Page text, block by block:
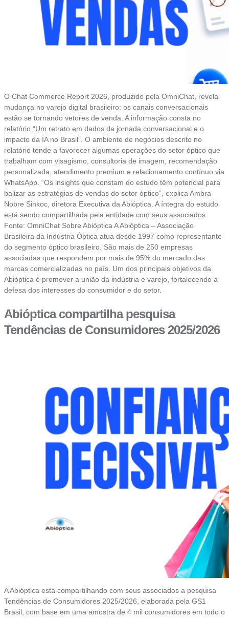
O Chat Commerce Report 2026, produzido pela OmniChat, revela
mudança no varejo digital brasileiro: os canais conversacionais
estão se tornando vetores de venda. A informação consta no
relatório “Um retrato em dados da jornada conversacional e o
impacto da IA no Brasil”. O ambiente de negócios descrito no
relatório tende a favorecer algumas operações do setor óptico que
trabalham com visagismo, consultoria de imagem, recomendação
personalizada, atendimento premium e relacionamento contínuo via
WhatsApp. “Os insights que constam do estudo têm potencial para
balizar as estratégias de vendas do setor óptico”, explica Ambra
Nobre Sinkoc, diretora Executiva da Abióptica. A íntegra do estudo
está sendo compartilhada pela entidade com seus associados.
Fonte: OmniChat Sobre Abióptica A Abióptica – Associação
Brasileira da Indústria Óptica atua desde 1997 como representante
do segmento óptico brasileiro. São mais de 250 empresas
associadas que respondem por mais de 95% do mercado das
marcas comercializadas no país. Um dos principais objetivos da
Abióptica é promover a união da indústria e varejo, fortalecendo a
defesa dos interesses do consumidor e do setor.
Abióptica compartilha pesquisa
Tendências de Consumidores 2025/2026
A Abióptica está compartilhando com seus associados a pesquisa
Tendências de Consumidores 2025/2026, elaborada pela GS1
Brasil, com base em uma amostra de 4 mil consumidores em todo o